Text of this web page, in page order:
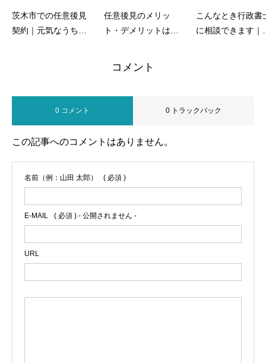
茨木市での任意後見
契約｜元気なうちに
任意後見のメリッ
ト・デメリットは？
がわかりやすく解説
こんなとき行政書
に相談できます｜
コメント
0 コメント 0 トラックバック
この記事へのコメントはありません。
名前（例：山田 太郎） ( 必須 )
E-MAIL ( 必須 ) - 公開されません -
URL